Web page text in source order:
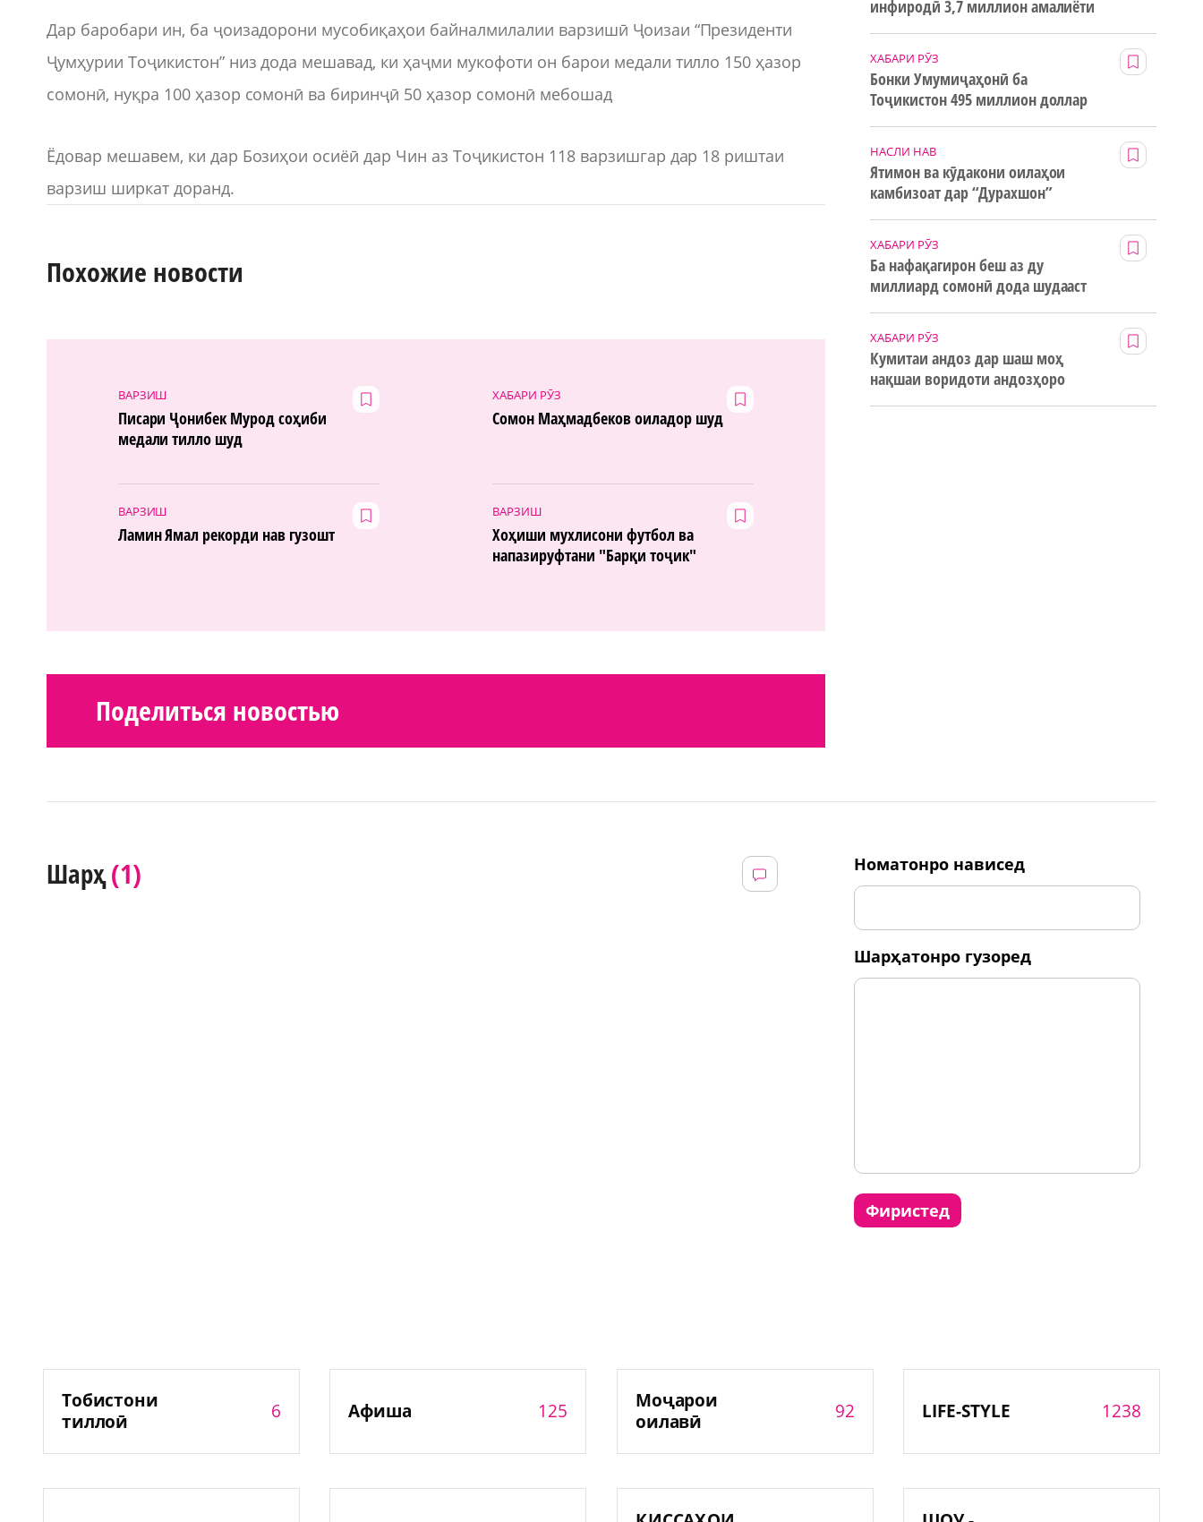
Дар баробари ин, ба ҷоизадорони мусобиқаҳои байналмилалии варзишӣ Ҷоизаи “Президенти
Ҷумҳурии Тоҷикистон” низ дода мешавад, ки ҳаҷми мукофоти он барои медали тилло 150 ҳазор
сомонӣ, нуқра 100 ҳазор сомонӣ ва биринҷӣ 50 ҳазор сомонӣ мебошад
Ёдовар мешавем, ки дар Бозиҳои осиёӣ дар Чин аз Тоҷикистон 118 варзишгар дар 18 риштаи
варзиш ширкат доранд.
Похожие новости
ВАРЗИШ
Писари Ҷонибек Мурод соҳиби
медали тилло шуд
ХАБАРИ РӮЗ
Сомон Маҳмадбеков оиладор шуд
ВАРЗИШ
Ламин Ямал рекорди нав гузошт
ВАРЗИШ
Хоҳиши мухлисони футбол ва
напазируфтани "Барқи тоҷик"
Поделиться новостью
инфиродӣ 3,7 миллион амалиёти
ХАБАРИ РӮЗ
Бонки Умумиҷаҳонӣ ба
Тоҷикистон 495 миллион доллар
НАСЛИ НАВ
Ятимон ва кӯдакони оилаҳои
камбизоат дар “Дурахшон”
ХАБАРИ РӮЗ
Ба нафақагирон беш аз ду
миллиард сомонӣ дода шудааст
ХАБАРИ РӮЗ
Кумитаи андоз дар шаш моҳ
нақшаи воридоти андозҳоро
Шарҳ(1) номатонро нависед
шарҳатонро гузоред
фиристед
Тобистони
тиллоӣ
6 Афиша 125
Моҷарои
оилавӣ
92 LIFE-STYLE 1238